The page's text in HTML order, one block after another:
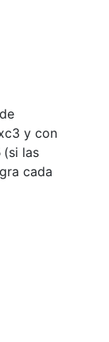
y con
(si las
cada